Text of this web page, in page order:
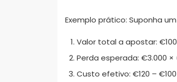
Exemplo prático: Suponha
Valor total a apostar:
Perda esperada: €3.000 ×
Custo efetivo: €120 –